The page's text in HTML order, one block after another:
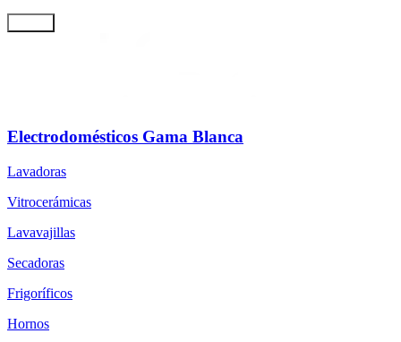
Electrodomésticos Gama Blanca
Lavadoras
Vitrocerámicas
Lavavajillas
Secadoras
Frigoríficos
Hornos